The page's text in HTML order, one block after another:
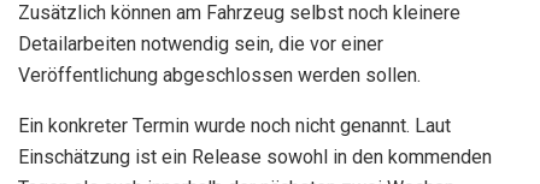
Zusätzlich können am Fahrzeug selbst noch kleinere
Detailarbeiten notwendig sein, die vor einer
Veröffentlichung abgeschlossen werden sollen.
Ein konkreter Termin wurde noch nicht genannt. Laut
Einschätzung ist ein Release sowohl in den kommenden